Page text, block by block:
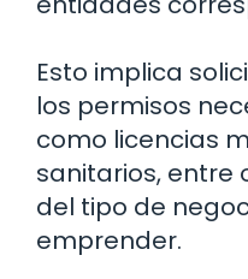
Esto implica
los permisos
como licencias
sanitarios, entre
del tipo de
emprender.